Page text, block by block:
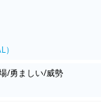
/勇ましい/威勢